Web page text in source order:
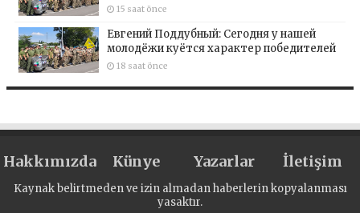
15 saat önce
Евгений Поддубный: Сегодня у нашей
молодёжи куётся характер победителей
18 saat önce
Hakkımızda Künye Yazarlar İletişim
Kaynak belirtmeden ve izin almadan haberlerin kopyalanması
yasaktır.